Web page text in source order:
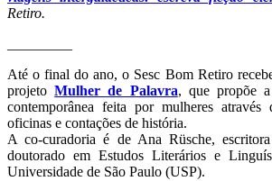
Retiro.
Até o final do ano, o Sesc Bom Retiro
projetoMulher de Palavra, que propõe
contemporânea feita por mulheres
oficinas e contações de história.
A co-curadoria é de Ana Rüsche,
doutorado em Estudos Literários e
Universidade de São Paulo (USP).